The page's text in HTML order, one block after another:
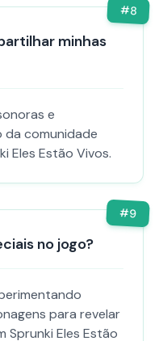
#8
minhas
e
comunidade
Eles Estão Vivos.
#9
no jogo?
para revelar
Sprunki Eles Estão